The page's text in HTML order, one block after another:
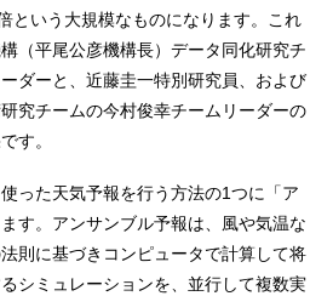
という大規模なものになります。これ
（平尾公彦機構長）データ同化研究チ
ダーと、近藤圭一特別研究員、および
究チームの今村俊幸チームリーダーの
す。
った天気予報を行う方法の1つに「ア
す。アンサンブル予報は、風や気温な
則に基づきコンピュータで計算して将
シミュレーションを、並行して複数実